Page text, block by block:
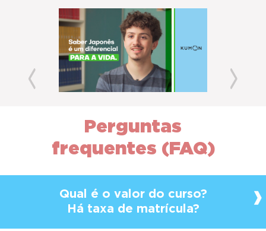
Previous
Perguntas
frequentes (FAQ)
Qual é o valor do curso?
Há taxa de matrícula?